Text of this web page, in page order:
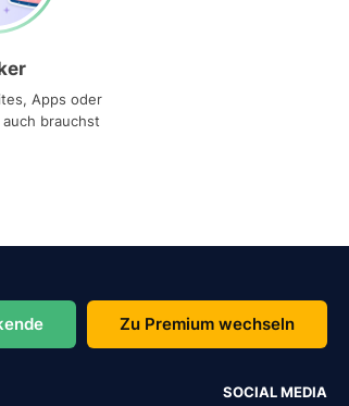
Apps oder
brauchst
Zu Premium wechseln
SOCIAL MEDIA